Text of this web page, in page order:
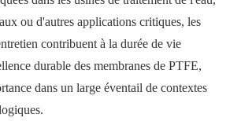
ou d'autres applications critiques, les
contribuent à la durée de vie
durable des membranes de PTFE,
dans un large éventail de contextes